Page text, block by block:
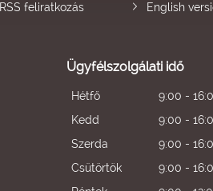
RSS feliratkozás English
Ügyfélszolgálati idő
Hétfő
9:00 -
Kedd
9:00 -
Szerda
9:00 -
Csütörtök
9:00 -